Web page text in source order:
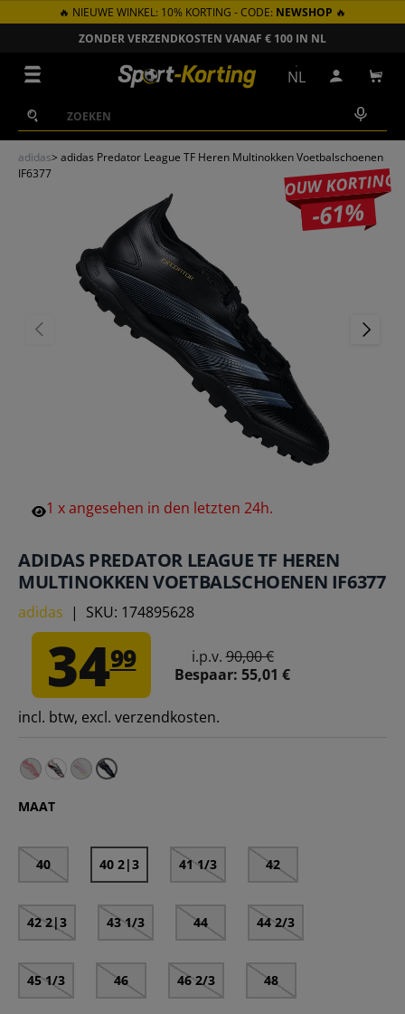
GA NAAR INHOUD
🔥 NIEUWE WINKEL: 10% KORTING - CODE: NEWSHOP 🔥
ZONDER VERZENDKOSTEN VANAF € 100 IN NL
Zoeken
Zoeken
NL Inloggen
adidas> adidas Predator League TF Heren Multinokken Voetbalschoenen
IF6377
JOUW KORTING
-61%
VORIGE
1 xangesehen in den letzten 24h.
ADIDAS PREDATOR LEAGUE TF HEREN
MULTINOKKEN VOETBALSCHOENEN IF6377
adidas | SKU: 174895628
3499 i.p.v.90,00 €
Bespaar: 55,01 €
incl. btw, excl. verzendkosten.
MAAT
40 40 2|3 41 1/3 42
42 2|3 43 1/3 44 44 2/3
45 1/3 46 46 2/3 48